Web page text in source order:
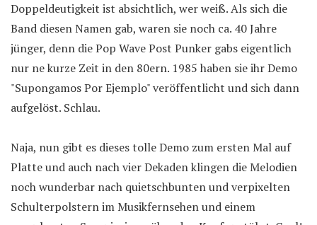
Doppeldeutigkeit ist absichtlich, wer weiß. Als sich die
Band diesen Namen gab, waren sie noch ca. 40 Jahre
jünger, denn die Pop Wave Post Punker gabs eigentlich
nur ne kurze Zeit in den 80ern. 1985 haben sie ihr Demo
"Supongamos Por Ejemplo" veröffentlicht und sich dann
aufgelöst. Schlau.
Naja, nun gibt es dieses tolle Demo zum ersten Mal auf
Platte und auch nach vier Dekaden klingen die Melodien
noch wunderbar nach quietschbunten und verpixelten
Schulterpolstern im Musikfernsehen und einem